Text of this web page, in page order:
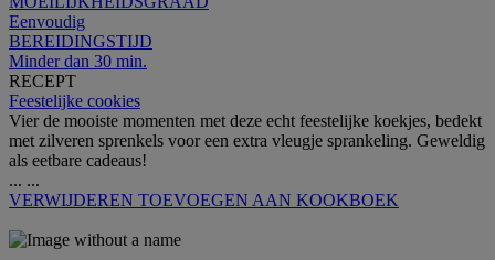
Eenvoudig
BEREIDINGSTIJD
Minder dan 30 min.
RECEPT
Feestelijke cookies
Vier de mooiste momenten met deze echt feestelijke koekjes, bedekt
met zilveren sprenkels voor een extra vleugje sprankeling. Geweldig
als eetbare cadeaus!
... ...
VERWIJDEREN TOEVOEGEN AAN KOOKBOEK